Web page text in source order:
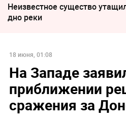
Неизвестное существо
дно реки
18 июня, 01:08
На Западе
приближении
сражения за